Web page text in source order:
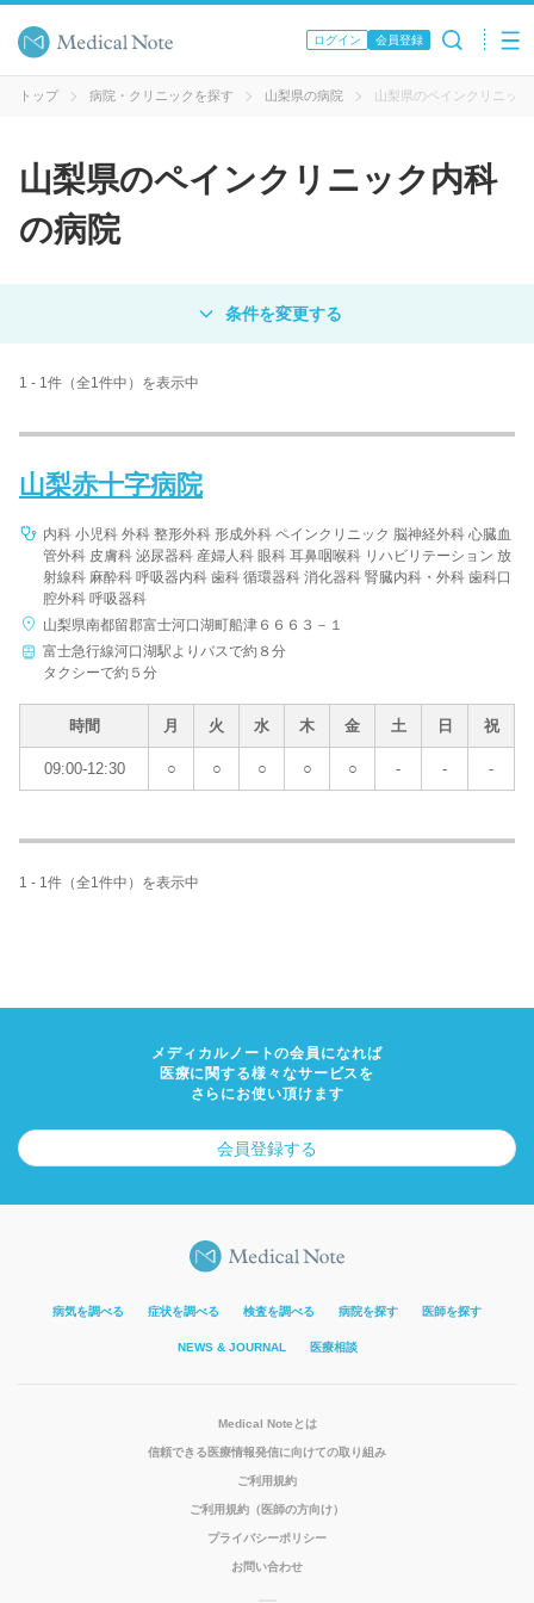
ログイン 会員登録
トップ 病院・クリニックを探す 山梨県の病院 山梨県のペインクリニッ
山梨県のペインクリニック内科
の病院
病院 クリニック
病名 / 診療科目
病院名
条件を変更する
1 - 1件（全1件中）を表示中
山梨赤十字病院
内科 小児科 外科 整形外科 形成外科 ペインクリニック 脳神経外科 心臓血
管外科 皮膚科 泌尿器科 産婦人科 眼科 耳鼻咽喉科 リハビリテーション 放
射線科 麻酔科 呼吸器内科 歯科 循環器科 消化器科 腎臓内科・外科 歯科口
腔外科 呼吸器科
山梨県南都留郡富士河口湖町船津６６６３－１
富士急行線河口湖駅よりバスで約８分
タクシーで約５分
時間 月 火 水 木 金 土 日 祝
09:00-12:30 ○ ○ ○ ○ ○ - - -
1 - 1件（全1件中）を表示中
メディカルノートの会員になれば
医療に関する様々なサービスを
さらにお使い頂けます
会員登録する
病気を調べる 症状を調べる 検査を調べる 病院を探す 医師を探す
NEWS & JOURNAL 医療相談
Medical Noteとは
信頼できる医療情報発信に向けての取り組み
ご利用規約
ご利用規約（医師の方向け）
プライバシーポリシー
お問い合わせ